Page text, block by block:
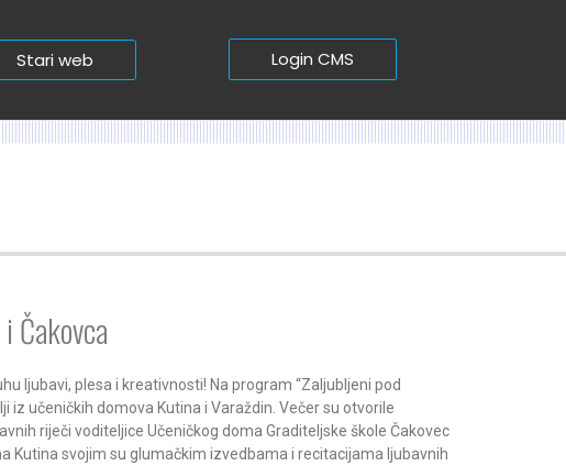
Stari web Login CMS
Čakovca
ljubavi, plesa i kreativnosti! Na program “Zaljubljeni pod
iz učeničkih domova Kutina i Varaždin. Večer su otvorile
riječi voditeljice Učeničkog doma Graditeljske škole Čakovec
Kutina svojim su glumačkim izvedbama i recitacijama ljubavnih